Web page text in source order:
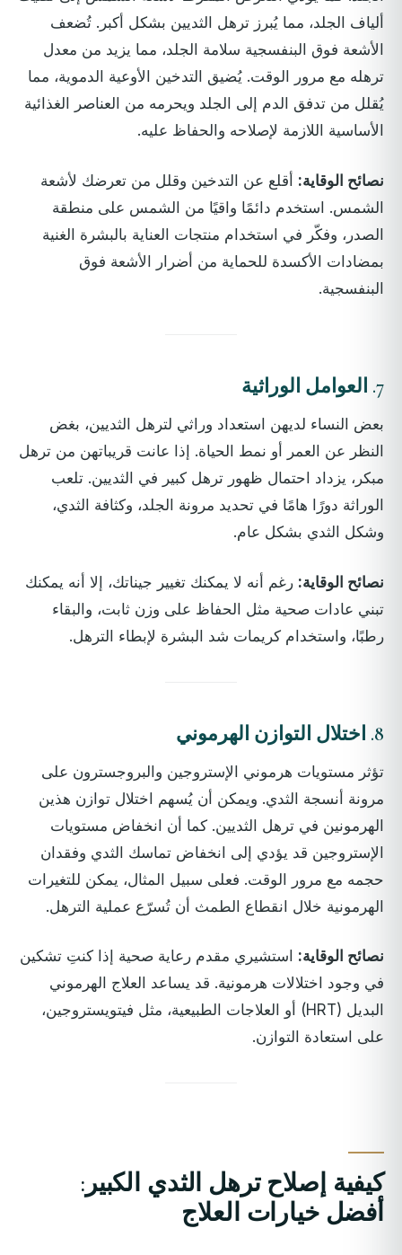
ألياف الجلد، مما يُبرز ترهل الثديين بشكل أكبر. تُضعف
الأشعة فوق البنفسجية سلامة الجلد، مما يزيد من معدل
ترهله مع مرور الوقت. يُضيق التدخين الأوعية الدموية، مما
يُقلل من تدفق الدم إلى الجلد ويحرمه من العناصر الغذائية
الأساسية اللازمة لإصلاحه والحفاظ عليه.
نصائح الوقاية: أقلع عن التدخين وقلل من تعرضك لأشعة
الشمس. استخدم دائمًا واقيًا من الشمس على منطقة
الصدر، وفكّر في استخدام منتجات العناية بالبشرة الغنية
بمضادات الأكسدة للحماية من أضرار الأشعة فوق
البنفسجية.
7. العوامل الوراثية
بعض النساء لديهن استعداد وراثي لترهل الثديين، بغض
النظر عن العمر أو نمط الحياة. إذا عانت قريباتهن من ترهل
مبكر، يزداد احتمال ظهور ترهل كبير في الثديين. تلعب
الوراثة دورًا هامًا في تحديد مرونة الجلد، وكثافة الثدي،
وشكل الثدي بشكل عام.
نصائح الوقاية: رغم أنه لا يمكنك تغيير جيناتك، إلا أنه يمكنك
تبني عادات صحية مثل الحفاظ على وزن ثابت، والبقاء
رطبًا، واستخدام كريمات شد البشرة لإبطاء الترهل.
8. اختلال التوازن الهرموني
تؤثر مستويات هرموني الإستروجين والبروجسترون على
مرونة أنسجة الثدي. ويمكن أن يُسهم اختلال توازن هذين
الهرمونين في ترهل الثديين. كما أن انخفاض مستويات
الإستروجين قد يؤدي إلى انخفاض تماسك الثدي وفقدان
حجمه مع مرور الوقت. فعلى سبيل المثال، يمكن للتغيرات
الهرمونية خلال انقطاع الطمث أن تُسرّع عملية الترهل.
نصائح الوقاية: استشيري مقدم رعاية صحية إذا كنتِ تشكين
في وجود اختلالات هرمونية. قد يساعد العلاج الهرموني
البديل (HRT) أو العلاجات الطبيعية، مثل فيتويستروجين،
على استعادة التوازن.
كيفية إصلاح ترهل الثدي الكبير:
أفضل خيارات العلاج